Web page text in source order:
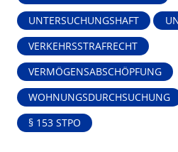
UNTERSUCHUNGSHAFT
VERKEHRSSTRAFRECHT
VERMÖGENSABSCHÖPFUNG
WOHNUNGSDURCHSUCHUNG
§ 153 STPO